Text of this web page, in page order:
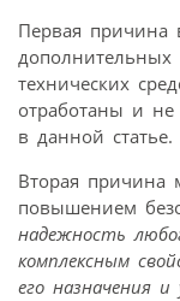
Первая причина
технических
отработаны и не
в данной статье.
Вторая причина
повышением
надежность
комплексным
его назначения